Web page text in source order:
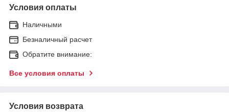
Условия оплаты
Наличными
Безналичный расчет
Обратите внимание:
Все условия оплаты
Условия возврата